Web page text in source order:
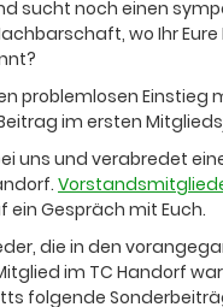
sucht noch einen
wo Ihr Eure
problemlosen Einstieg
im ersten
uns und verabredet
ein Gespräch mit Euch.
die in den
im TC Handorf
folgende